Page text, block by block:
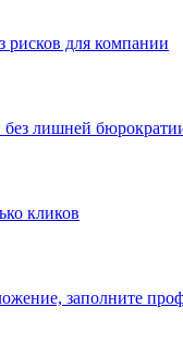
рисков для компании
без лишней
кликов
заполните